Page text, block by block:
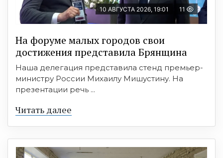
10 АВГУСТА 2026, 19:01 11
На форуме малых городов свои
достижения представила Брянщина
Наша делегация представила стенд премьер-
министру России Михаилу Мишустину. На
презентации речь ...
Читать далее